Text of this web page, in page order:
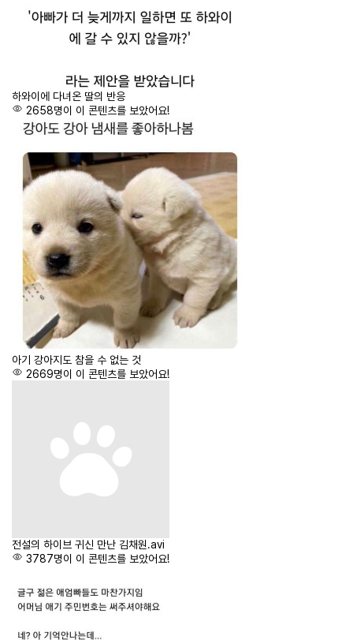
하와이에 다녀온 딸의 반응
2658명이 이 콘텐츠를 보았어요!
아기 강아지도 참을 수 없는 것
2669명이 이 콘텐츠를 보았어요!
전설의 하이브 귀신 만난 김채원.avi
3787명이 이 콘텐츠를 보았어요!